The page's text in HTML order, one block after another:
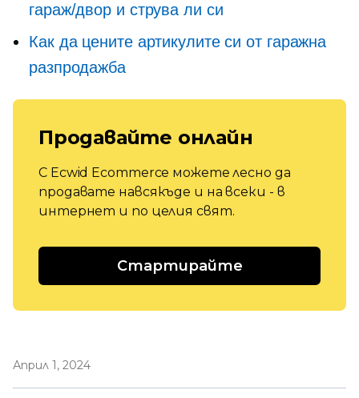
гараж/двор и струва ли си
Как да цените артикулите си от гаражна
разпродажба
Продавайте онлайн
С Ecwid Ecommerce можете лесно да
продавате навсякъде и на всеки - в
интернет и по целия свят.
Стартирайте
Април 1, 2024